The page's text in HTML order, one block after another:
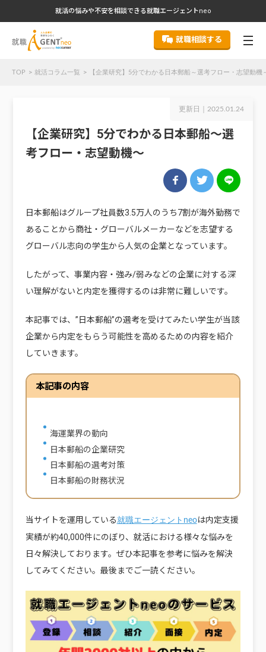
就活の悩みや不安を相談できる就職エージェントneo
就職相談する
TOP 就活コラム一覧 【企業研究】5分でわかる日本郵船～選考フロー・志望動機
更新日｜ 2025.01.24
【企業研究】5分でわかる日本郵船～選
考フロー・志望動機～
日本郵船はグループ社員数3.5万人のうち7割が海外勤務で
あることから商社・グローバルメーカーなどを志望する
グローバル志向の学生から人気の企業となっています。
したがって、 事業内容・強み/弱みなどの企業に対する深
い理解がないと内定を獲得するのは非常に難しいです。
本記事では、”日本郵船”の選考を受けてみたい学生が当該
企業から内定をもらう可能性を高めるための内容を紹介
していきます。
本記事の内容
海運業界の動向
日本郵船の企業研究
日本郵船の選考対策
日本郵船の財務状況
当サイトを運用している就職エージェントneoは内定支援
実績が約40,000件にのぼり、就活における様々な悩みを
日々解決しております。ぜひ本記事を参考に悩みを解決
してみてください。最後までご一読ください。